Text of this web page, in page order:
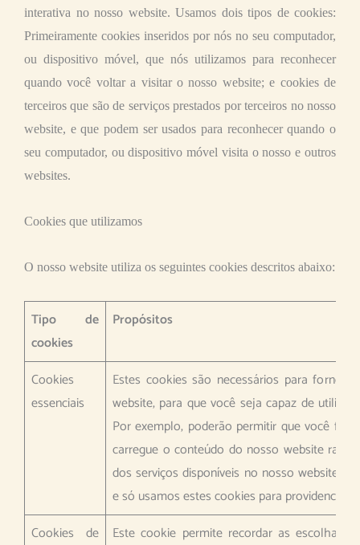
interativa no nosso website. Usamos dois tipos de cookies:
Primeiramente cookies inseridos por nós no seu computador,
ou dispositivo móvel, que nós utilizamos para reconhecer
quando você voltar a visitar o nosso website; e cookies de
terceiros que são de serviços prestados por terceiros no nosso
website, e que podem ser usados para reconhecer quando o
seu computador, ou dispositivo móvel visita o nosso e outros
websites.
Cookies que utilizamos
O nosso website utiliza os seguintes cookies descritos abaixo:
Tipo de
cookies
Propósitos
Cookies
essenciais
Estes cookies são necessários para
website, para que você seja capaz de
Por exemplo, poderão permitir que você
carregue o conteúdo do nosso website
dos serviços disponíveis no nosso website
e só usamos estes cookies para providenciar-
Cookies de
Este cookie permite recordar as escolhas